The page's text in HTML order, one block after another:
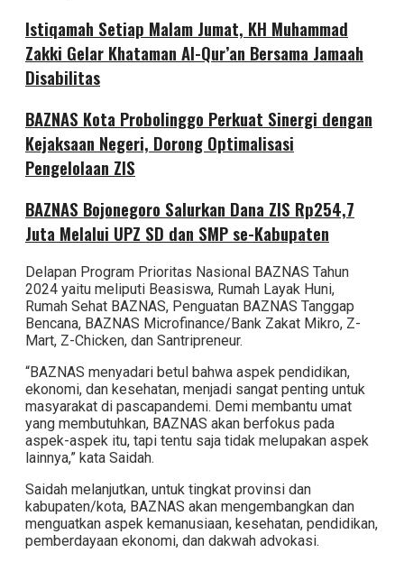
Istiqamah Setiap Malam Jumat, KH Muhammad
Zakki Gelar Khataman Al-Qur’an Bersama Jamaah
Disabilitas
BAZNAS Kota Probolinggo Perkuat Sinergi dengan
Kejaksaan Negeri, Dorong Optimalisasi
Pengelolaan ZIS
BAZNAS Bojonegoro Salurkan Dana ZIS Rp254,7
Juta Melalui UPZ SD dan SMP se-Kabupaten
Delapan Program Prioritas Nasional BAZNAS Tahun
2024 yaitu meliputi Beasiswa, Rumah Layak Huni,
Rumah Sehat BAZNAS, Penguatan BAZNAS Tanggap
Bencana, BAZNAS Microfinance/Bank Zakat Mikro, Z-
Mart, Z-Chicken, dan Santripreneur.
“BAZNAS menyadari betul bahwa aspek pendidikan,
ekonomi, dan kesehatan, menjadi sangat penting untuk
masyarakat di pascapandemi. Demi membantu umat
yang membutuhkan, BAZNAS akan berfokus pada
aspek-aspek itu, tapi tentu saja tidak melupakan aspek
lainnya,” kata Saidah.
Saidah melanjutkan, untuk tingkat provinsi dan
kabupaten/kota, BAZNAS akan mengembangkan dan
menguatkan aspek kemanusiaan, kesehatan, pendidikan,
pemberdayaan ekonomi, dan dakwah advokasi.